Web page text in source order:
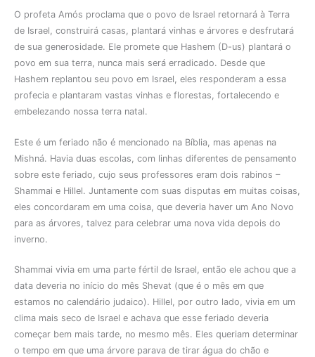
O profeta Amós proclama que o povo de Israel retornará à Terra
de Israel, construirá casas, plantará vinhas e árvores e desfrutará
de sua generosidade. Ele promete que Hashem (D-us) plantará o
povo em sua terra, nunca mais será erradicado. Desde que
Hashem replantou seu povo em Israel, eles responderam a essa
profecia e plantaram vastas vinhas e florestas, fortalecendo e
embelezando nossa terra natal.
Este é um feriado não é mencionado na Bíblia, mas apenas na
Mishná. Havia duas escolas, com linhas diferentes de pensamento
sobre este feriado, cujo seus professores eram dois rabinos –
Shammai e Hillel. Juntamente com suas disputas em muitas coisas,
eles concordaram em uma coisa, que deveria haver um Ano Novo
para as árvores, talvez para celebrar uma nova vida depois do
inverno.
Shammai vivia em uma parte fértil de Israel, então ele achou que a
data deveria no início do mês Shevat (que é o mês em que
estamos no calendário judaico). Hillel, por outro lado, vivia em um
clima mais seco de Israel e achava que esse feriado deveria
começar bem mais tarde, no mesmo mês. Eles queriam determinar
o tempo em que uma árvore parava de tirar água do chão e